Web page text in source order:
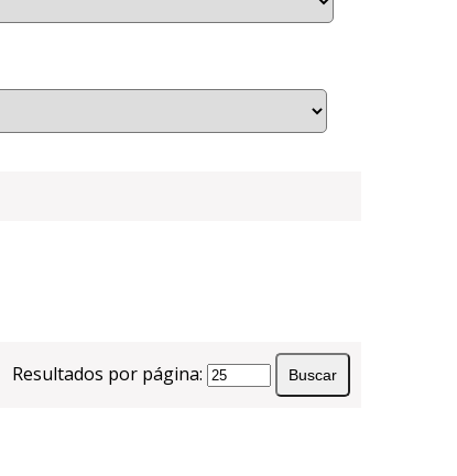
Resultados por página: